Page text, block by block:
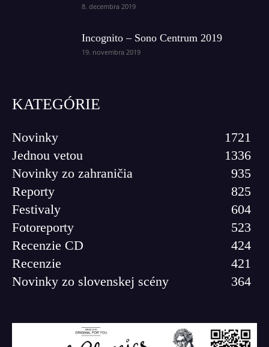
8. decembra 2019
Incognito – Sono Centrum 2019
19. novembra 2019
KATEGÓRIE
Novinky
1721
Jednou vetou
1336
Novinky zo zahraničia
935
Reporty
825
Festivaly
604
Fotoreporty
523
Recenzie CD
424
Recenzie
421
Novinky zo slovenskej scény
364